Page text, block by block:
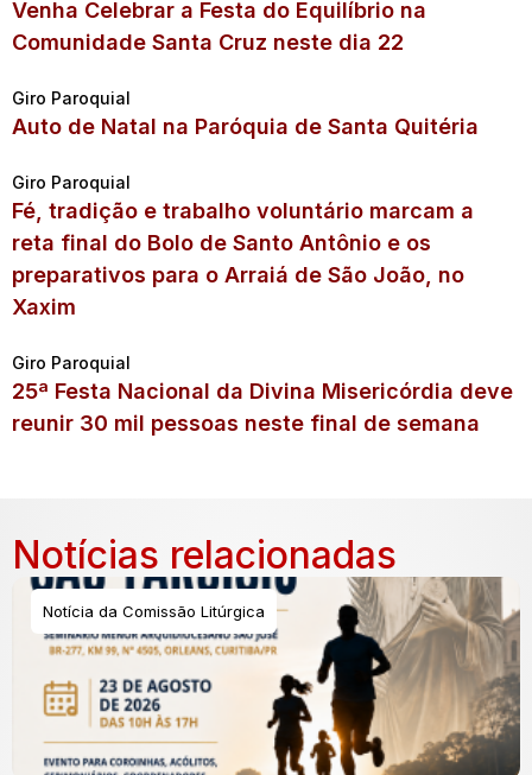
Venha Celebrar a Festa do Equilíbrio na
Comunidade Santa Cruz neste dia 22
Giro Paroquial
Auto de Natal na Paróquia de Santa Quitéria
Giro Paroquial
Fé, tradição e trabalho voluntário marcam a
reta final do Bolo de Santo Antônio e os
preparativos para o Arraiá de São João, no
Xaxim
Giro Paroquial
25ª Festa Nacional da Divina Misericórdia deve
reunir 30 mil pessoas neste final de semana
Notícias relacionadas
Notícia da Comissão Litúrgica